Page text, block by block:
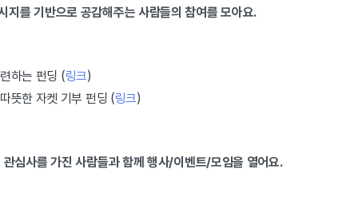
지를 기반으로 공감해주는 사람들의 참여를 모아요.
하는 펀딩 (링크)
뜻한 자켓 기부 펀딩 (링크)
심사를 가진 사람들과 함께 행사/이벤트/모임을 열어요.